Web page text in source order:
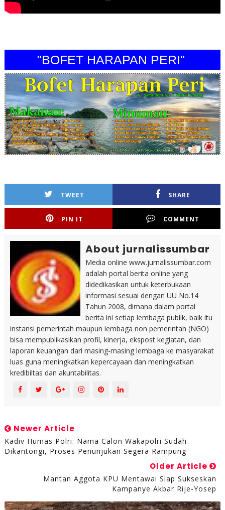
"BOFET HARAPAN PERI"
TWEET SHARE
PIN IT COMMENT
About jurnalissumbar
Media online www.jurnalissumbar.com
adalah portal berita online yang
didedikasikan untuk keterbukaan
informasi sesuai dengan UU No.14
Tahun 2008, dimana dalam portal
berita ini setiap lembaga publik, baik itu
instansi pemerintah maupun lembaga non pemerintah (NGO)
bisa mempublikasikan profil, kinerja, ekspost kegiatan, dan
laporan keuangan dari masing-masing lembaga ke masyarakat
luas guna meningkatkan kepercayaan dan meningkatkan
kredibiltas dan akuntabilitas.
Newer Article
Kadiv Humas Polri: Nama Calon Wakapolri Sudah
Dikantongi, Proses Penunjukan Segera Rampung
Older Article
Mantan Aggota KPU Mentawai Siap Sukseskan
Kampanye Akbar Rije-Yosep